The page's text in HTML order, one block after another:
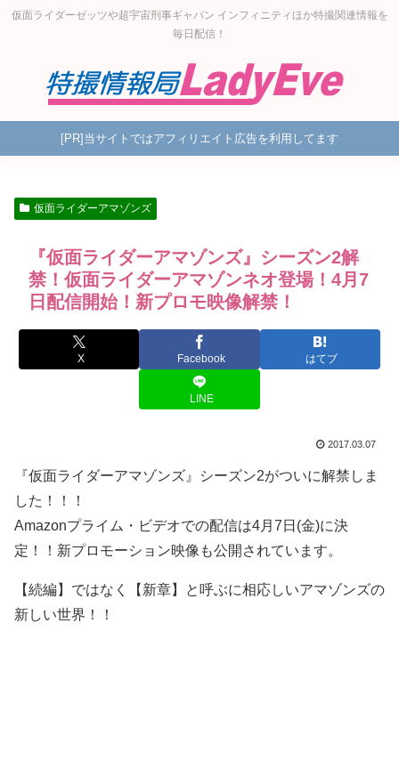
仮面ライダーゼッツや超宇宙刑事ギャバン インフィニティほか特撮関連情報を
毎日配信！
[PR]当サイトではアフィリエイト広告を利用してます
仮面ライダーアマゾンズ
『仮面ライダーアマゾンズ』シーズン2解
禁！仮面ライダーアマゾンネオ登場！4月7
日配信開始！新プロモ映像解禁！
X Facebook はてブ
LINE
2017.03.07
『仮面ライダーアマゾンズ』シーズン2がついに解禁しま
した！！！
Amazonプライム・ビデオでの配信は4月7日(金)に決
定！！新プロモーション映像も公開されています。
【続編】ではなく【新章】と呼ぶに相応しいアマゾンズの
新しい世界！！